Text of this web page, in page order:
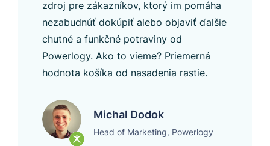
zdroj pre zákazníkov, ktorý im pomáha
nezabudnúť dokúpiť alebo objaviť ďalšie
chutné a funkčné potraviny od
Powerlogy. Ako to vieme? Priemerná
hodnota košíka od nasadenia rastie.
Michal Dodok
Head of Marketing, Powerlogy